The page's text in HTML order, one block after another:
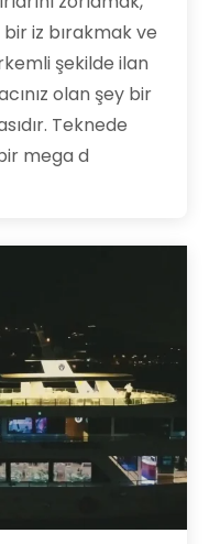
iz bırakmak ve
şekilde ilan
olan şey bir
Teknede
mega d